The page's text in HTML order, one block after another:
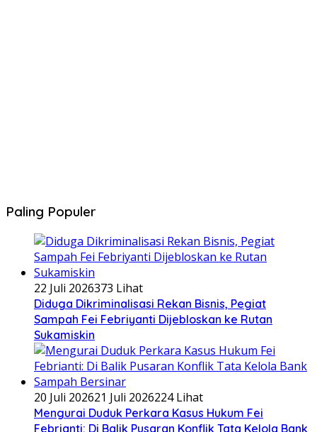
Paling Populer
22 Juli 2026373 Lihat
Diduga Dikriminalisasi Rekan Bisnis, Pegiat
Sampah Fei Febriyanti Dijebloskan ke Rutan
Sukamiskin
20 Juli 202621 Juli 2026224 Lihat
​Mengurai Duduk Perkara Kasus Hukum Fei
Febrianti: Di Balik Pusaran Konflik Tata Kelola Bank